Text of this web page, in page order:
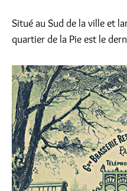
Situé au Sud de la ville et
quartier de la Pie est le